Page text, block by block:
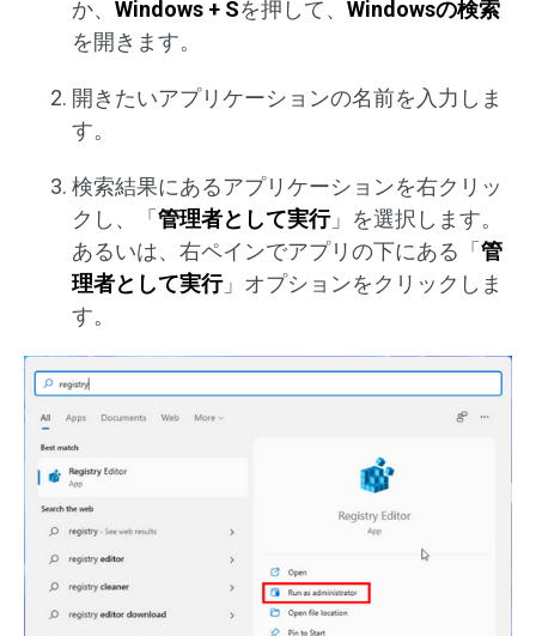
か、 Windows + Sを押して、 Windowsの検索
を開きます。
開きたいアプリケーションの名前を入力しま
す。
検索結果にあるアプリケーションを右クリッ
クし、「 管理者として実行」を選択します。
あるいは、右ペインでアプリの下にある「 管
理者として実行」オプションをクリックしま
す。